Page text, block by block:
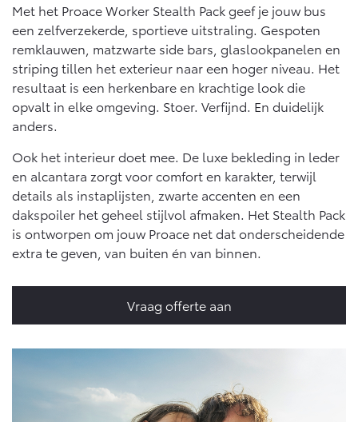
Met het Proace Worker Stealth Pack geef je jouw bus
een zelfverzekerde, sportieve uitstraling. Gespoten
remklauwen, matzwarte side bars, glaslookpanelen en
striping tillen het exterieur naar een hoger niveau. Het
resultaat is een herkenbare en krachtige look die
opvalt in elke omgeving. Stoer. Verfijnd. En duidelijk
anders.
Ook het interieur doet mee. De luxe bekleding in leder
en alcantara zorgt voor comfort en karakter, terwijl
details als instaplijsten, zwarte accenten en een
dakspoiler het geheel stijlvol afmaken. Het Stealth Pack
is ontworpen om jouw Proace net dat onderscheidende
extra te geven, van buiten én van binnen.
Vraag offerte aan